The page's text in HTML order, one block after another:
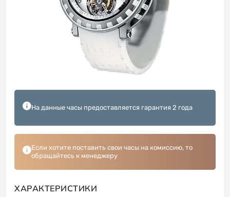
На данные часы предоставляется гарантия 2 года
Если хотите поставить свои часы на комиссию, то
обращайтесь к менеджеру
ХАРАКТЕРИСТИКИ